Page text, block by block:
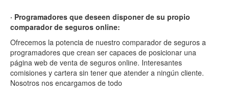
· Programadores que deseen disponer de su propio
comparador de seguros online:
Ofrecemos la potencia de nuestro comparador de seguros a
programadores que crean ser capaces de posicionar una
página web de venta de seguros online. Interesantes
comisiones y cartera sin tener que atender a ningún cliente.
Nosotros nos encargamos de todo